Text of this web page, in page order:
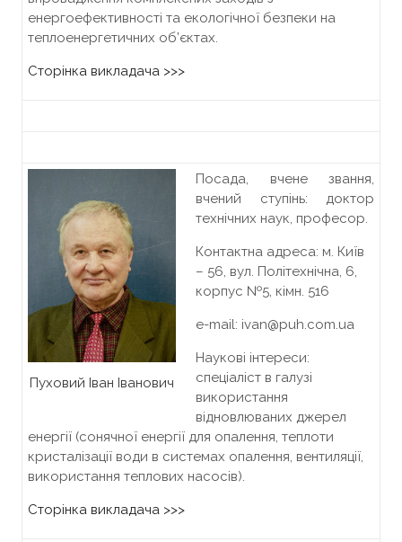
енергоефективності та екологічної безпеки на
теплоенергетичних об’єктах.
Сторінка викладача >>>
Пуховий Іван Іванович
Посада, вчене звання,
вчений ступінь: доктор
технічних наук, професор.
Контактна адреса: м. Київ
– 56, вул. Політехнічна, 6,
корпус №5, кiмн. 516
e-mail: ivan@puh.com.ua
Наукові інтереси:
спеціаліст в галузі
використання
відновлюваних джерел
енергії (сонячної енергії для опалення, теплоти
кристалізації води в системах опалення, вентиляції,
використання теплових насосів).
Сторінка викладача >>>